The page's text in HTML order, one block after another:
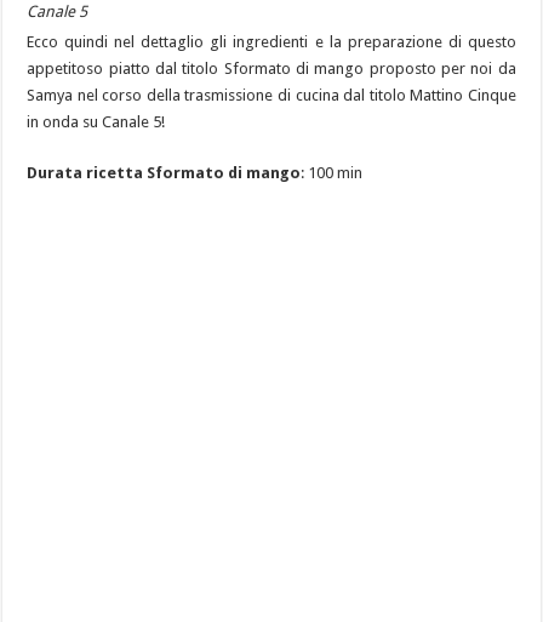
Canale 5
Ecco quindi nel dettaglio gli ingredienti e la preparazione di questo
appetitoso piatto dal titolo Sformato di mango proposto per noi da
Samya nel corso della trasmissione di cucina dal titolo Mattino Cinque
in onda su Canale 5!
Durata ricetta Sformato di mango: 100 min